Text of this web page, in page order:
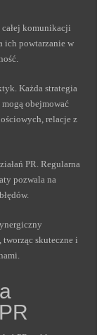
całej komunikacji
ich powtarzanie w
Każda strategia
obejmować
relacje z
PR. Regularna
pozwala na
tworząc skuteczne i